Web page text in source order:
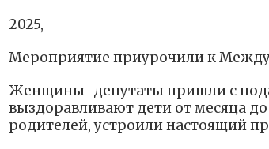
2025,
Мероприятие приурочили к
Женщины-депутаты пришли с
выздоравливают дети от месяца
родителей, устроили настоящий